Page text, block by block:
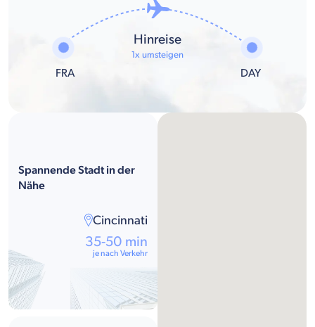
FRA
Hinreise
1x umsteigen
DAY
Spannende Stadt in der
Nähe
Cincinnati
35-50 min
je nach Verkehr